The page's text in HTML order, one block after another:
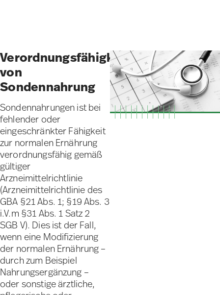
Verordnungsfähigkeit
von
Sondennahrung
Sondennahrungen ist bei
fehlender oder
eingeschränkter Fähigkeit
zur normalen Ernährung
verordnungsfähig gemäß
gültiger
Arzneimittelrichtlinie
(Arzneimittelrichtlinie des
GBA §21 Abs. 1; §19 Abs. 3
i.V.m §31 Abs. 1 Satz 2
SGB V). Dies ist der Fall,
wenn eine Modifizierung
der normalen Ernährung –
durch zum Beispiel
Nahrungsergänzung –
oder sonstige ärztliche,